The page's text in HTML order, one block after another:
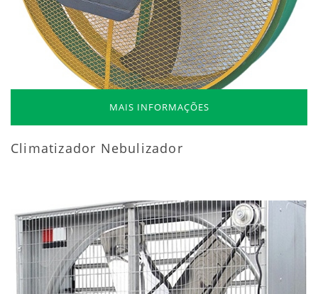
MAIS INFORMAÇÕES
Climatizador Nebulizador